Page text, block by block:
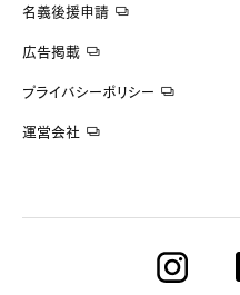
名義後援申請
広告掲載
プライバシーポリシー
運営会社